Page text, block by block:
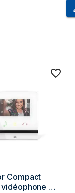
x 960 pixels
Compact